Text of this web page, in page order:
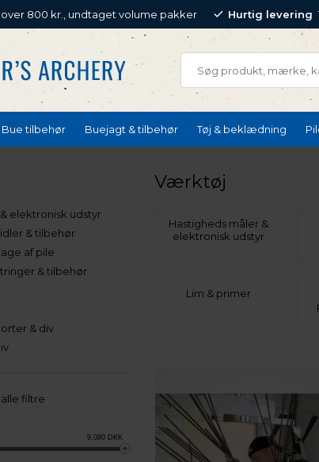
over 800 kr., undtaget volume pakker Hurtig levering
Bue tilbehør Buejagt & tilbehør Tøj & beklædning
elektronisk udstyr
& tilbehør
af pile
& tilbehør
& div
alle filtre
9,080 DKK
Værktøj
Hastigheds måler &
elektronisk udstyr
Lim & primer